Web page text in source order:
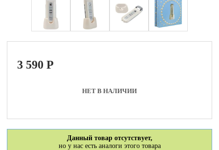
3 590P
НЕТ В НАЛИЧИИ
Данный товар отсутствует,
но у нас есть аналоги этого товара